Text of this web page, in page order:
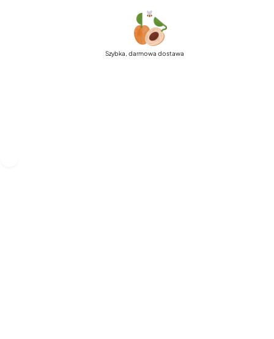
Szybka, darmowa dostawa